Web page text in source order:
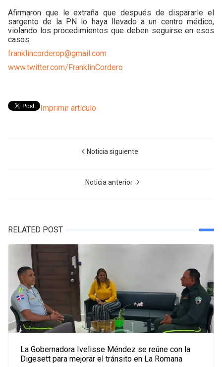
Afirmaron que le extraña que después de dispararle el
sargento de la PN lo haya llevado a un centro médico,
violando los procedimientos que deben seguirse en esos
casos.
franklincorderop@gmail.com
www.twitter.com/FranklinCordero
Imprimir artículo
Noticia siguiente
Noticia anterior
RELATED POST
La Gobernadora Ivelisse Méndez se reúne con la
Digesett para mejorar el tránsito en La Romana